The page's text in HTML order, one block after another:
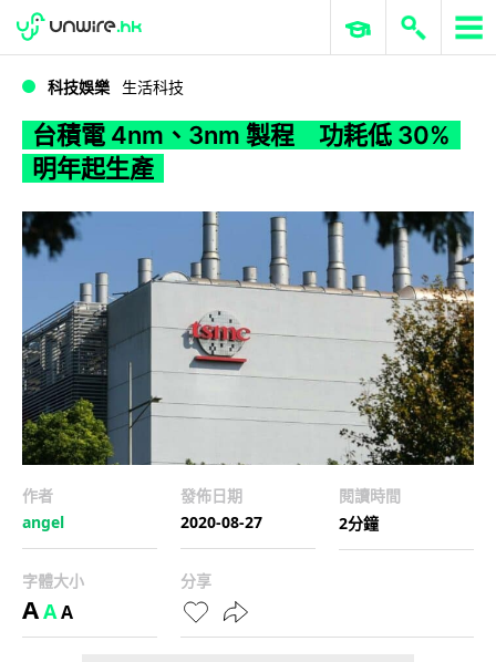
WWDC 2026 ERP 與商業 AI
科技娛樂 生活科技
台積電 4nm、3nm 製程 功耗低 30%
明年起生產
作者
angel
發佈日期
2020-08-27
閱讀時間
2分鐘
字體大小
AAA
分享